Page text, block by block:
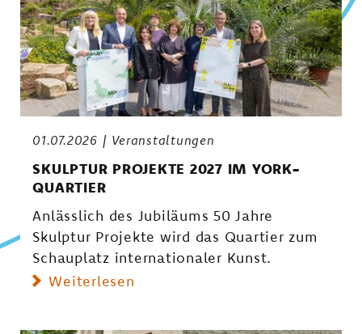
01.07.2026 Veranstaltungen
SKULPTUR PROJEKTE 2027 IM YORK-
QUARTIER
Anlässlich des Jubiläums 50 Jahre
Skulptur Projekte wird das Quartier zum
Schauplatz internationaler Kunst.
Weiterlesen